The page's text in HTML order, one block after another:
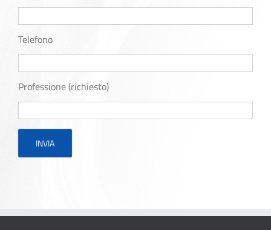
Telefono
Professione (richiesto)